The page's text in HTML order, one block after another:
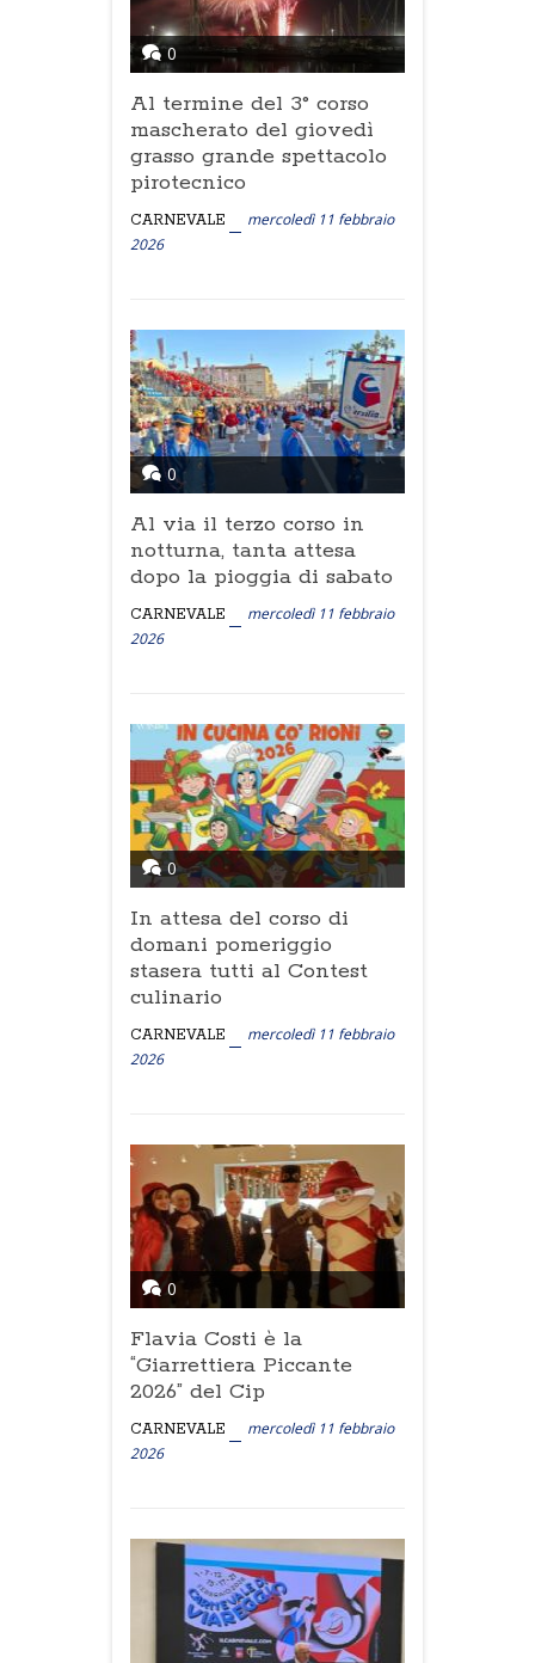
0
Al termine del 3° corso
mascherato del giovedì
grasso grande spettacolo
pirotecnico
CARNEVALE
mercoledì 11 febbraio
2026
0
Al via il terzo corso in
notturna, tanta attesa
dopo la pioggia di sabato
CARNEVALE
mercoledì 11 febbraio
2026
0
In attesa del corso di
domani pomeriggio
stasera tutti al Contest
culinario
CARNEVALE
mercoledì 11 febbraio
2026
0
Flavia Costi è la
“Giarrettiera Piccante
2026” del Cip
CARNEVALE
mercoledì 11 febbraio
2026